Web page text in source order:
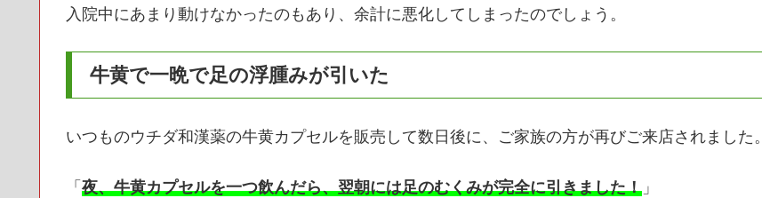
入院中にあまり動けなかったのもあり、余計に悪化してしまったのでしょう。
牛黄で一晩で足の浮腫みが引いた
いつものウチダ和漢薬の牛黄カプセルを販売して数日後に、ご家族の方が再びご来店されました。
「 夜、牛黄カプセルを一つ飲んだら、翌朝には足のむくみが完全に引きました！ 」